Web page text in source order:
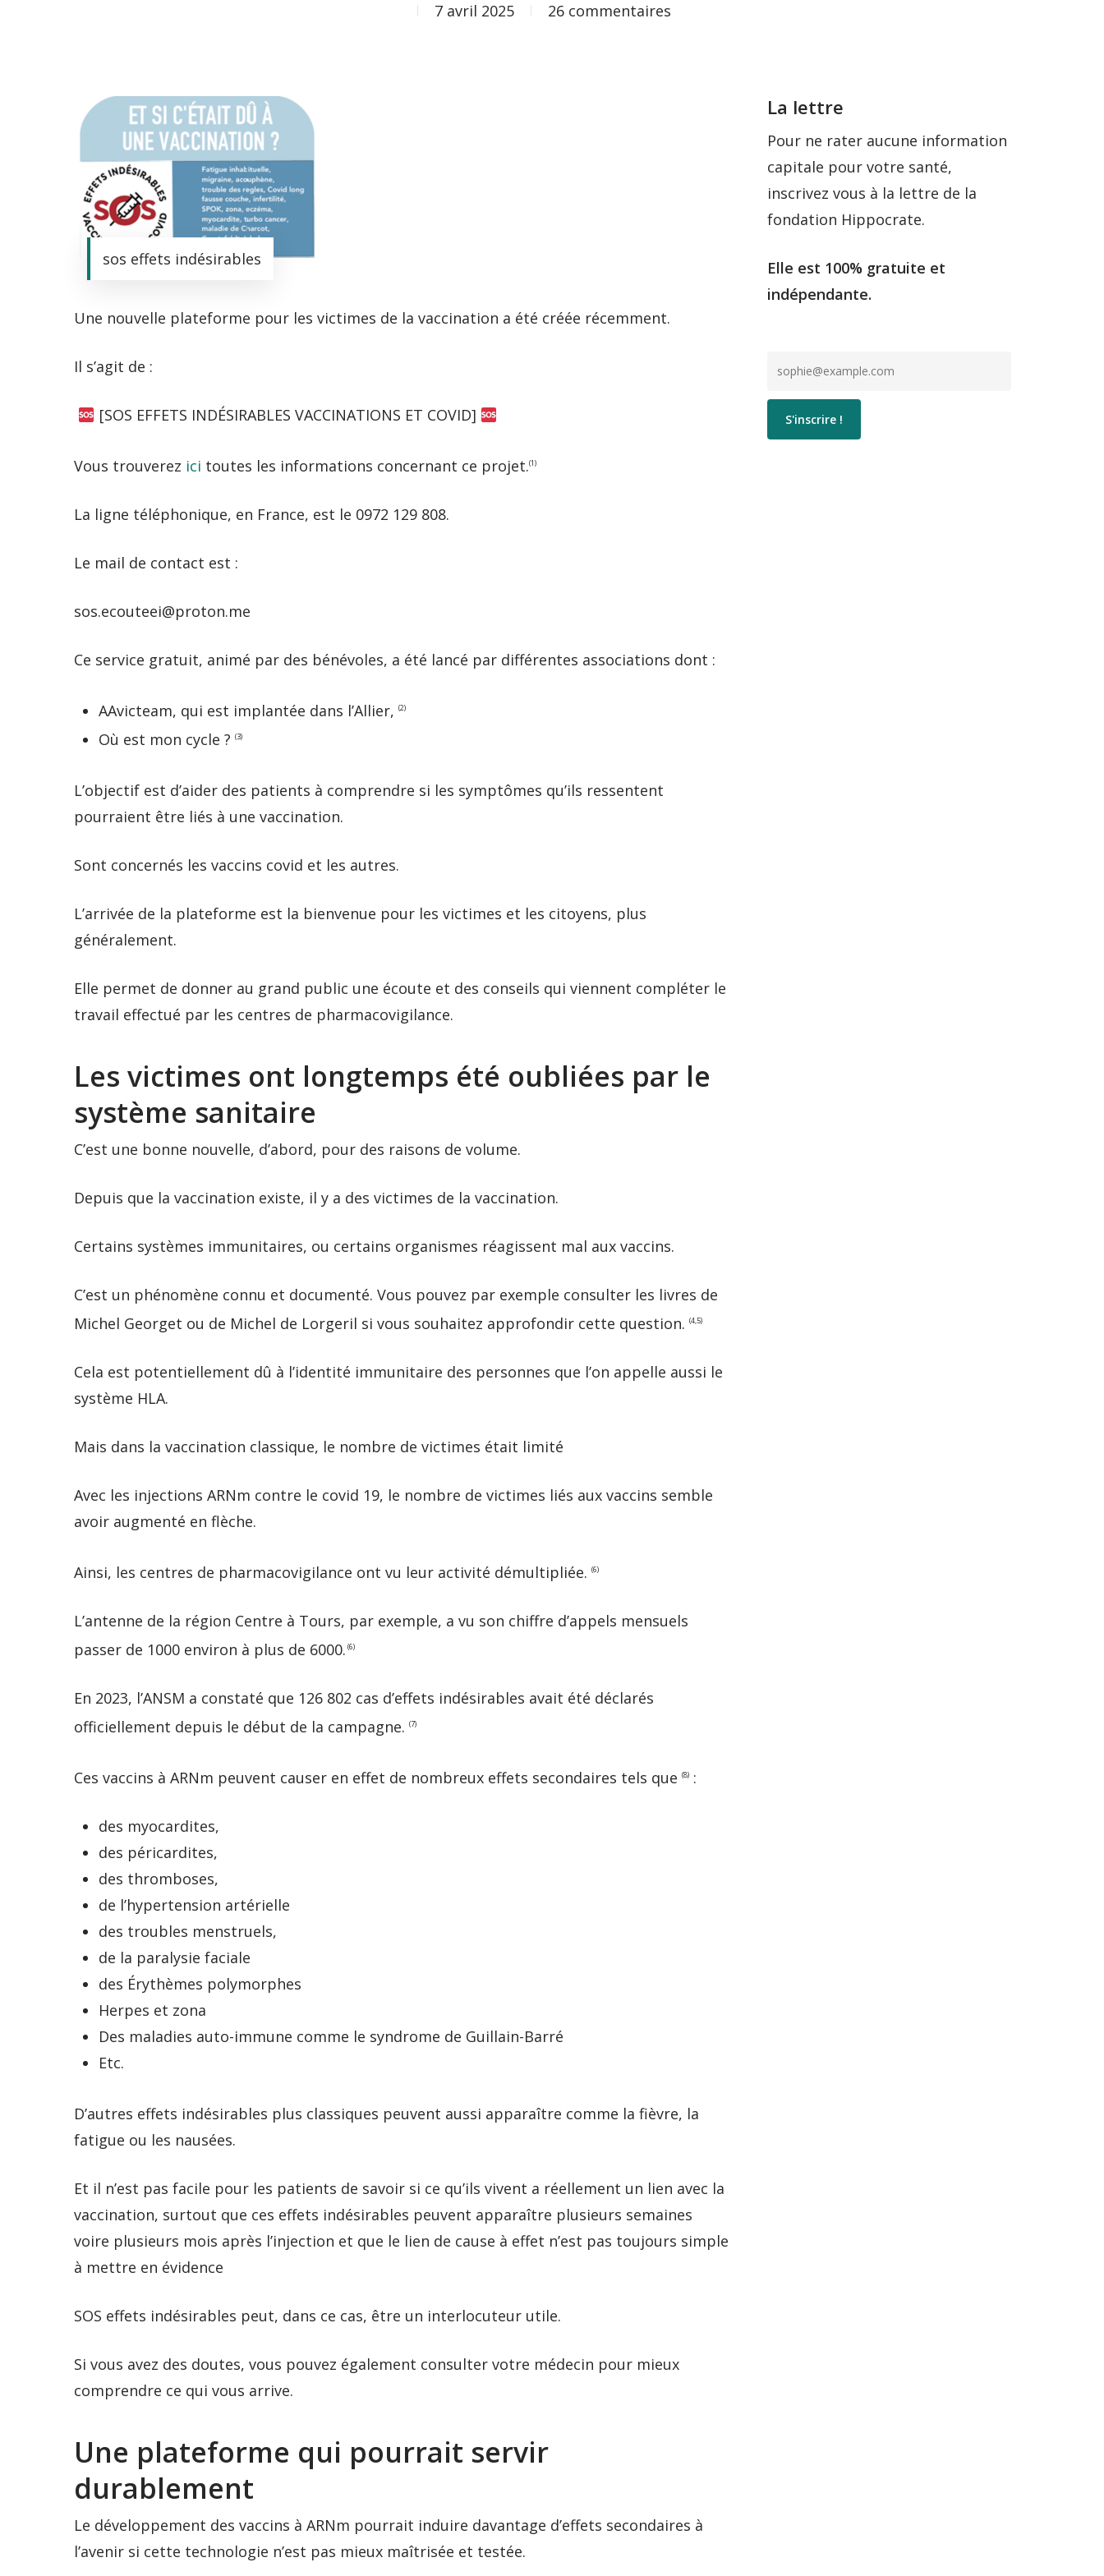
7 avril 2025 26 commentaires
sos effets indésirables
Une nouvelle plateforme pour les victimes de la vaccination a été créée récemment.
Il s’agit de :
[SOS EFFETS INDÉSIRABLES VACCINATIONS ET COVID]
Vous trouverez ici toutes les informations concernant ce projet.(1)
La ligne téléphonique, en France, est le 0972 129 808.
Le mail de contact est :
sos.ecouteei@proton.me
Ce service gratuit, animé par des bénévoles, a été lancé par différentes associations dont :
AAvicteam, qui est implantée dans l’Allier, (2)
Où est mon cycle ? (3)
L’objectif est d’aider des patients à comprendre si les symptômes qu’ils ressentent
pourraient être liés à une vaccination.
Sont concernés les vaccins covid et les autres.
L’arrivée de la plateforme est la bienvenue pour les victimes et les citoyens, plus
généralement.
Elle permet de donner au grand public une écoute et des conseils qui viennent compléter le
travail effectué par les centres de pharmacovigilance.
Les victimes ont longtemps été oubliées par le
système sanitaire
C’est une bonne nouvelle, d’abord, pour des raisons de volume.
Depuis que la vaccination existe, il y a des victimes de la vaccination.
Certains systèmes immunitaires, ou certains organismes réagissent mal aux vaccins.
C’est un phénomène connu et documenté. Vous pouvez par exemple consulter les livres de
Michel Georget ou de Michel de Lorgeril si vous souhaitez approfondir cette question. (4,5)
Cela est potentiellement dû à l’identité immunitaire des personnes que l’on appelle aussi le
système HLA.
Mais dans la vaccination classique, le nombre de victimes était limité
Avec les injections ARNm contre le covid 19, le nombre de victimes liés aux vaccins semble
avoir augmenté en flèche.
Ainsi, les centres de pharmacovigilance ont vu leur activité démultipliée. (6)
L’antenne de la région Centre à Tours, par exemple, a vu son chiffre d’appels mensuels
passer de 1000 environ à plus de 6000. (6)
En 2023, l’ANSM a constaté que 126 802 cas d’effets indésirables avait été déclarés
officiellement depuis le début de la campagne. (7)
Ces vaccins à ARNm peuvent causer en effet de nombreux effets secondaires tels que (8) :
des myocardites,
des péricardites,
des thromboses,
de l’hypertension artérielle
des troubles menstruels,
de la paralysie faciale
des Érythèmes polymorphes
Herpes et zona
Des maladies auto-immune comme le syndrome de Guillain-Barré
Etc.
D’autres effets indésirables plus classiques peuvent aussi apparaître comme la fièvre, la
fatigue ou les nausées.
Et il n’est pas facile pour les patients de savoir si ce qu’ils vivent a réellement un lien avec la
vaccination, surtout que ces effets indésirables peuvent apparaître plusieurs semaines
voire plusieurs mois après l’injection et que le lien de cause à effet n’est pas toujours simple
à mettre en évidence
SOS effets indésirables peut, dans ce cas, être un interlocuteur utile.
Si vous avez des doutes, vous pouvez également consulter votre médecin pour mieux
comprendre ce qui vous arrive.
Une plateforme qui pourrait servir
durablement
Le développement des vaccins à ARNm pourrait induire davantage d’effets secondaires à
l’avenir si cette technologie n’est pas mieux maîtrisée et testée.
La lettre
Pour ne rater aucune information
capitale pour votre santé,
inscrivez vous à la lettre de la
fondation Hippocrate.
Elle est 100% gratuite et
indépendante.